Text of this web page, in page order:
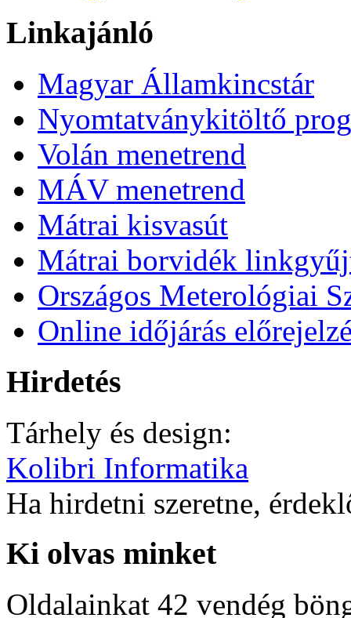
Linkajánló
Magyar Államkincstár
Nyomtatványkitöltő
Volán menetrend
MÁV menetrend
Mátrai kisvasút
Mátrai borvidék
Országos Meterológiai
Online időjárás
Hirdetés
Tárhely és design:
Kolibri Informatika
Ha hirdetni szeretne,
Ki olvas minket
Oldalainkat 42 vendég